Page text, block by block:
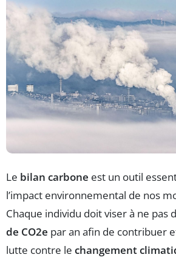
Le bilan carbone est un outil
l’impact environnemental de nos
Chaque individu doit viser à ne pas
de CO2e par an afin de contribuer
lutte contre le changement